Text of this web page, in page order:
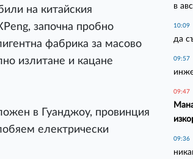
на китайския
започна пробно
фабрика за масово
излитане и кацане
в Гуанджоу, провинция
електрически
в
10:09
да
09:57
09:47
09:36